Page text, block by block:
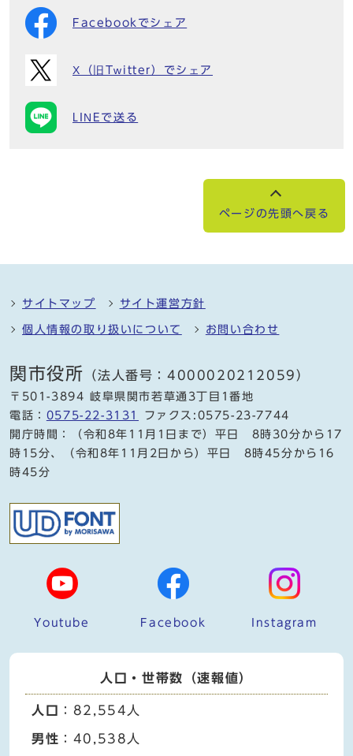
Facebookでシェア
X（旧Twitter）でシェア
LINEで送る
ページの先頭へ戻る
サイトマップ サイト運営方針
個人情報の取り扱いについて お問い合わせ
関市役所 （法人番号：4000020212059）
〒501-3894 岐阜県関市若草通3丁目1番地
電話： 0575-22-3131
ファクス:0575-23-7744
開庁時間：（令和8年11月1日まで）平日 8時30分から17
時15分、（令和8年11月2日から）平日 8時45分から16
時45分
Youtube Facebook Instagram
人口・世帯数（速報値）
人口 ：82,554人
男性 ：40,538人